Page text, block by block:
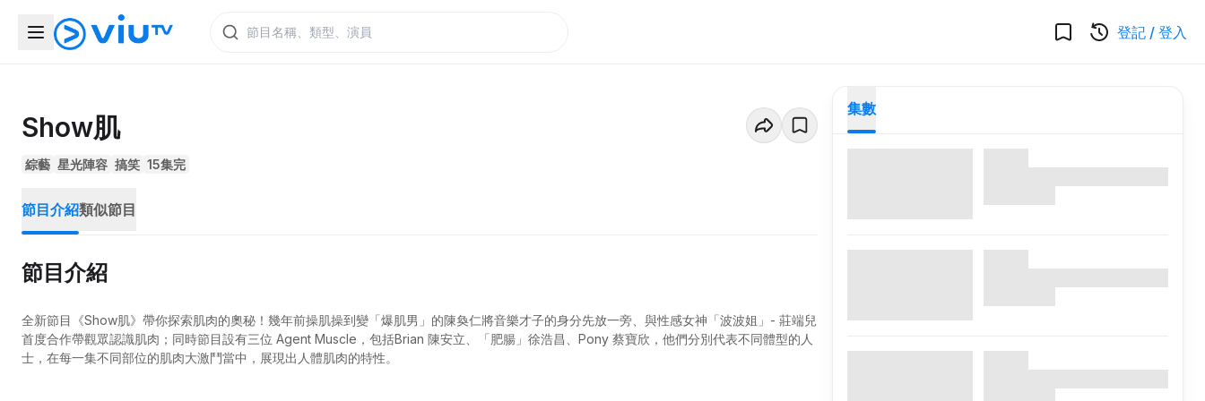
登記 / 登入
Show肌
綜藝 星光陣容 搞笑 15集完
節目介紹類似節目
節目介紹
全新節目《Show肌》帶你探索肌肉的奧秘！幾年前操肌操到變「爆肌男」的陳奐仁將音樂才子的身分先放一旁、與性感女神「波波姐」- 莊端兒
首度合作帶觀眾認識肌肉；同時節目設有三位 Agent Muscle，包括Brian 陳安立、「肥腸」徐浩昌、Pony 蔡寶欣，他們分別代表不同體型的人
士，在每一集不同部位的肌肉大激鬥當中，展現出人體肌肉的特性。
集數